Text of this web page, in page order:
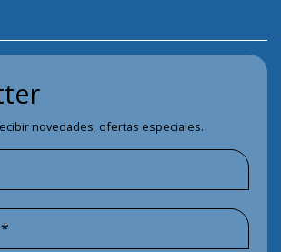
novedades, ofertas especiales.